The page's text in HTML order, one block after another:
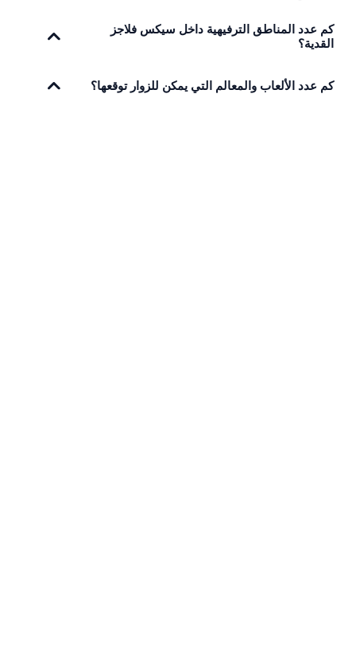
كم عدد المناطق الترفيهية داخل سيكس فلاجز
القدية؟
كم عدد الألعاب والمعالم التي يمكن للزوار توقعها؟